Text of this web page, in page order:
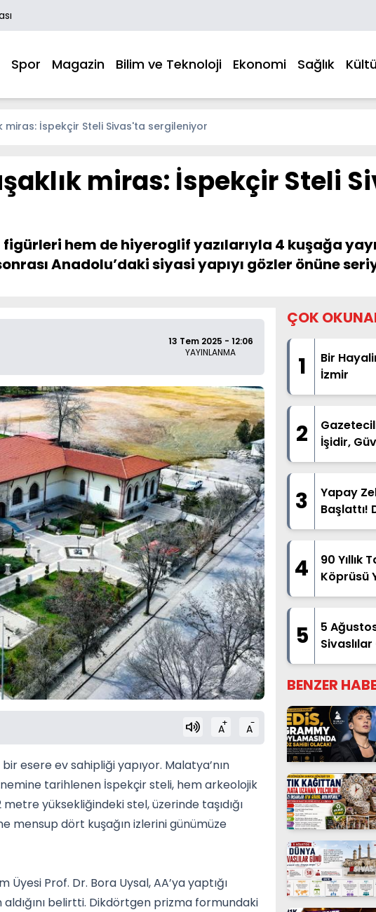
Spor Magazin Bilim ve Teknoloji Ekonomi Sağlık
miras: İspekçir Steli Sivas'ta sergileniyor
miras: İspekçir Steli
hem de hiyeroglif yazılarıyla 4 kuşağa
Anadolu’daki siyasi yapıyı gözler önüne
13 Tem 2025 - 12:06
YAYINLANMA
A+ A-
esere ev sahipliği yapıyor. Malatya’nın
tarihlenen İspekçir steli, hem arkeolojik
yüksekliğindeki stel, üzerinde taşıdığı
mensup dört kuşağın izlerini günümüze
Prof. Dr. Bora Uysal, AA’ya yaptığı
belirtti. Dikdörtgen prizma formundaki
ÇOK
1
Bir
İzmir
2
İşidir,
3
Yapay
Başlattı!
4
90 Yıllık
Köprüsü
Hizmete
5
5
Sivaslılar
Dört Bir
BENZER